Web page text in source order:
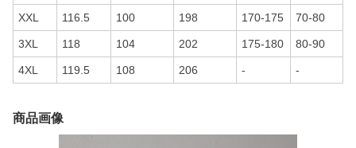
XXL 116.5 100 198 170-175 70-80
3XL 118 104 202 175-180 80-90
4XL 119.5 108 206 - -
商品画像